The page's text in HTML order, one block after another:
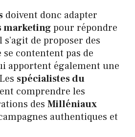
doivent donc adapter
marketingpour répondre
de proposer des
contentent pas de
apportent également une
spécialistes du
comprendre les
des Milléniaux
authentiques et